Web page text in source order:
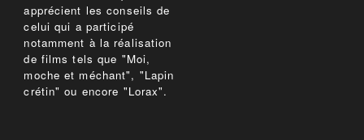
apprécient les conseils de
celui qui a participé
notamment à la réalisation
de films tels que "Moi,
moche et méchant", "Lapin
crétin" ou encore "Lorax".